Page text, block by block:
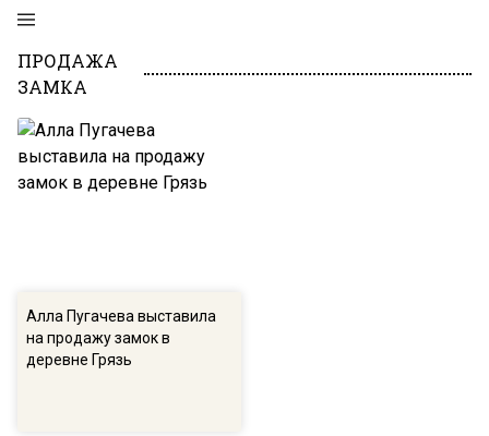
ПРОДАЖА
ЗАМКА
Алла Пугачева выставила
на продажу замок в
деревне Грязь